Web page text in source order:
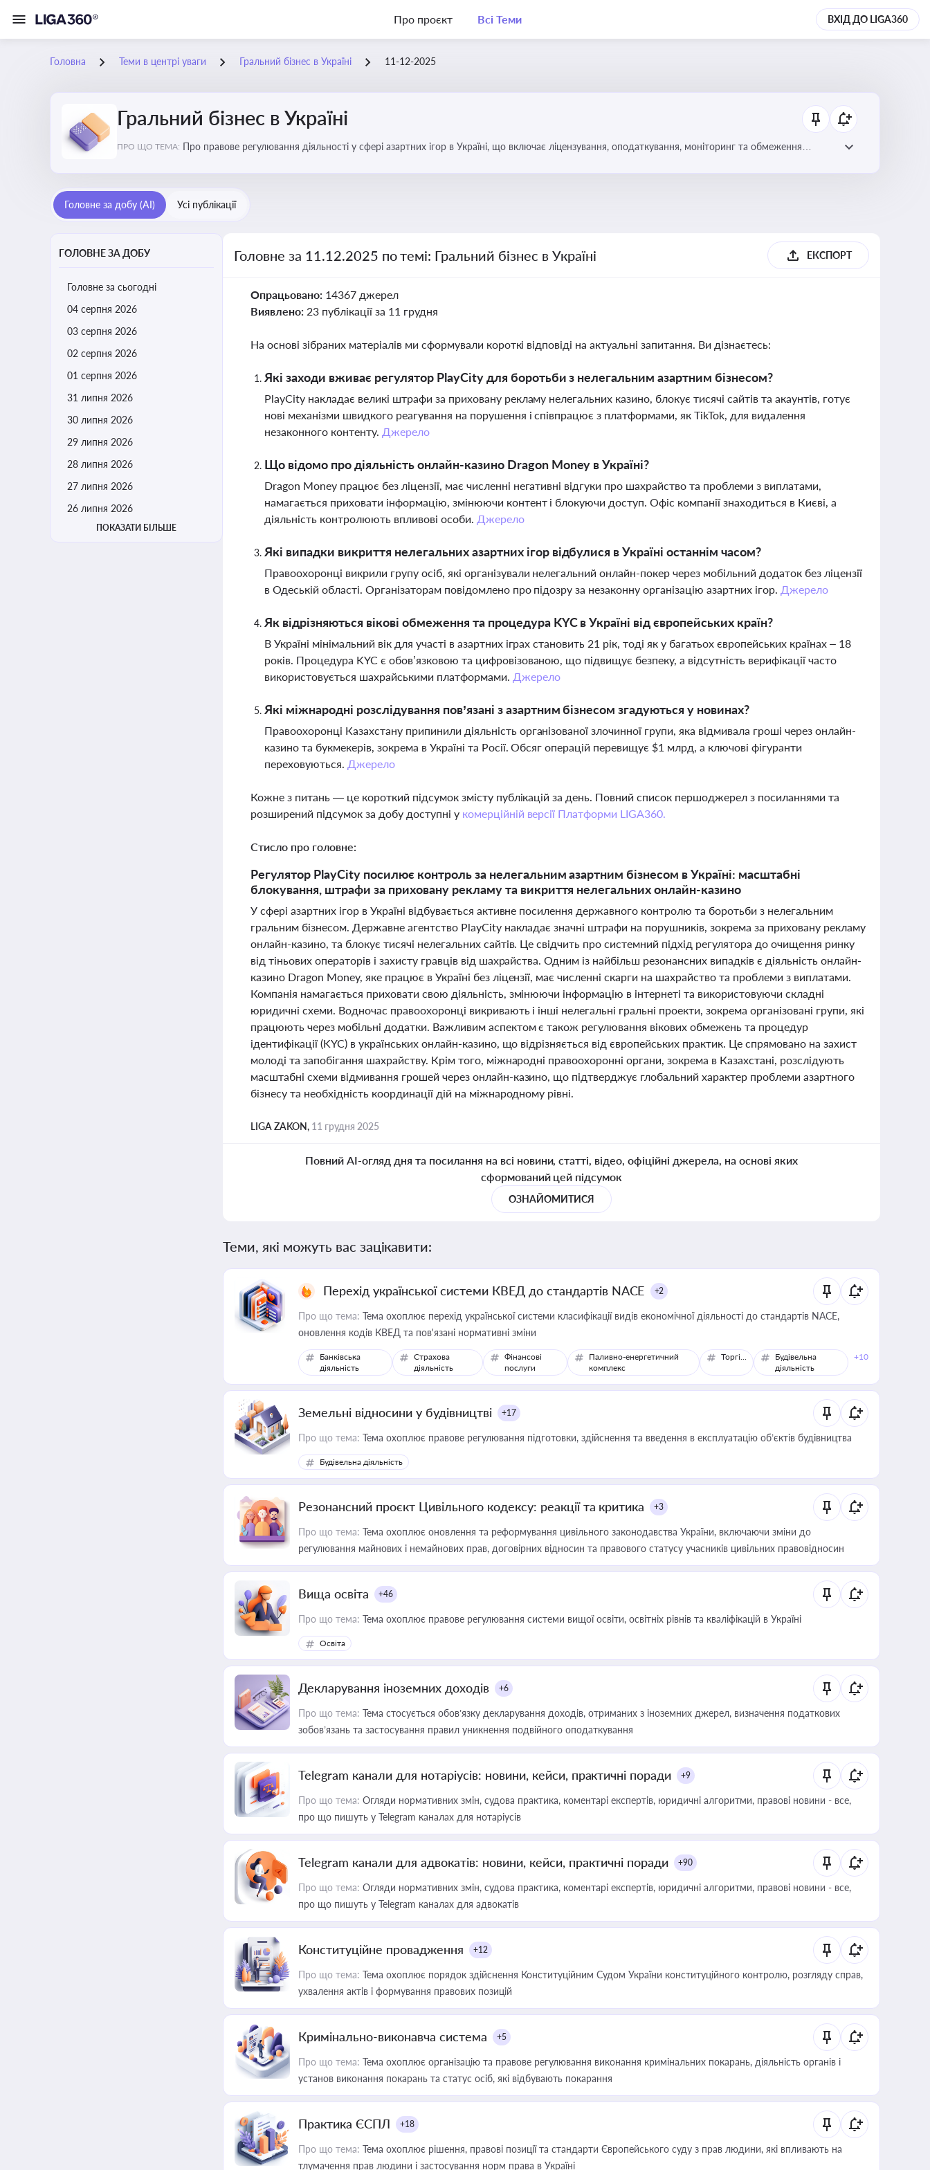
Про проєкт Всі Теми ВХІД ДО LIGA360
Головна Теми в центрі уваги Гральний бізнес в Україні 11-12-2025
Гральний бізнес в Україні
ПРО ЩО ТЕМА: Про правове регулювання діяльності у сфері азартних ігор в Україні, що включає ліцензування, оподаткування, моніторинг та обмеження
Головне за добу (AI) Усі публікації
ГОЛОВНЕ ЗА ДОБУ
Головне за сьогодні
04 серпня 2026
03 серпня 2026
02 серпня 2026
01 серпня 2026
31 липня 2026
30 липня 2026
29 липня 2026
28 липня 2026
27 липня 2026
26 липня 2026
ПОКАЗАТИ БІЛЬШЕ
Головне за 11.12.2025 по темі: Гральний бізнес в Україні ЕКСПОРТ
Опрацьовано: 14367 джерел
Виявлено: 23 публікації за 11 грудня
На основі зібраних матеріалів ми сформували короткі відповіді на актуальні запитання. Ви дізнаєтесь:
Які заходи вживає регулятор PlayCity для боротьби з нелегальним азартним бізнесом?
PlayCity накладає великі штрафи за приховану рекламу нелегальних казино, блокує тисячі сайтів та акаунтів, готує
нові механізми швидкого реагування на порушення і співпрацює з платформами, як TikTok, для видалення
незаконного контенту. Джерело
Що відомо про діяльність онлайн-казино Dragon Money в Україні?
Dragon Money працює без ліцензії, має численні негативні відгуки про шахрайство та проблеми з виплатами,
намагається приховати інформацію, змінюючи контент і блокуючи доступ. Офіс компанії знаходиться в Києві, а
діяльність контролюють впливові особи. Джерело
Які випадки викриття нелегальних азартних ігор відбулися в Україні останнім часом?
Правоохоронці викрили групу осіб, які організували нелегальний онлайн-покер через мобільний додаток без ліцензії
в Одеській області. Організаторам повідомлено про підозру за незаконну організацію азартних ігор. Джерело
Як відрізняються вікові обмеження та процедура KYC в Україні від європейських країн?
В Україні мінімальний вік для участі в азартних іграх становить 21 рік, тоді як у багатьох європейських країнах – 18
років. Процедура KYC є обов’язковою та цифровізованою, що підвищує безпеку, а відсутність верифікації часто
використовується шахрайськими платформами. Джерело
Які міжнародні розслідування пов’язані з азартним бізнесом згадуються у новинах?
Правоохоронці Казахстану припинили діяльність організованої злочинної групи, яка відмивала гроші через онлайн-
казино та букмекерів, зокрема в Україні та Росії. Обсяг операцій перевищує $1 млрд, а ключові фігуранти
переховуються. Джерело
Кожне з питань — це короткий підсумок змісту публікацій за день. Повний список першоджерел з посиланнями та
розширений підсумок за добу доступні у комерційній версії Платформи LIGA360.
Стисло про головне:
Регулятор PlayCity посилює контроль за нелегальним азартним бізнесом в Україні: масштабні
блокування, штрафи за приховану рекламу та викриття нелегальних онлайн-казино
У сфері азартних ігор в Україні відбувається активне посилення державного контролю та боротьби з нелегальним
гральним бізнесом. Державне агентство PlayCity накладає значні штрафи на порушників, зокрема за приховану рекламу
онлайн-казино, та блокує тисячі нелегальних сайтів. Це свідчить про системний підхід регулятора до очищення ринку
від тіньових операторів і захисту гравців від шахрайства. Одним із найбільш резонансних випадків є діяльність онлайн-
казино Dragon Money, яке працює в Україні без ліцензії, має численні скарги на шахрайство та проблеми з виплатами.
Компанія намагається приховати свою діяльність, змінюючи інформацію в інтернеті та використовуючи складні
юридичні схеми. Водночас правоохоронці викривають і інші нелегальні гральні проекти, зокрема організовані групи, які
працюють через мобільні додатки. Важливим аспектом є також регулювання вікових обмежень та процедур
ідентифікації (KYC) в українських онлайн-казино, що відрізняється від європейських практик. Це спрямовано на захист
молоді та запобігання шахрайству. Крім того, міжнародні правоохоронні органи, зокрема в Казахстані, розслідують
масштабні схеми відмивання грошей через онлайн-казино, що підтверджує глобальний характер проблеми азартного
бізнесу та необхідність координації дій на міжнародному рівні.
LIGA ZAKON, 11 грудня 2025
Повний AI-огляд дня та посилання на всі новини, статті, відео, офіційні джерела, на основі яких
сформований цей підсумок
ОЗНАЙОМИТИСЯ
Теми, які можуть вас зацікавити:
Перехід української системи КВЕД до стандартів NACE +2
Про що тема: Тема охоплює перехід української системи класифікації видів економічної діяльності до стандартів NACE,
оновлення кодів КВЕД та пов'язані нормативні зміни
Банківська
діяльність
Страхова
діяльність
Фінансові
послуги
Паливно-енергетичний
комплекс
Торгівля
Будівельна
діяльність
+10
Земельні відносини у будівництві +17
Про що тема: Тема охоплює правове регулювання підготовки, здійснення та введення в експлуатацію об’єктів будівництва
Будівельна діяльність
Резонансний проєкт Цивільного кодексу: реакції та критика +3
Про що тема: Тема охоплює оновлення та реформування цивільного законодавства України, включаючи зміни до
регулювання майнових і немайнових прав, договірних відносин та правового статусу учасників цивільних правовідносин
Вища освіта +46
Про що тема: Тема охоплює правове регулювання системи вищої освіти, освітніх рівнів та кваліфікацій в Україні
Освіта
Декларування іноземних доходів +6
Про що тема: Тема стосується обов’язку декларування доходів, отриманих з іноземних джерел, визначення податкових
зобов’язань та застосування правил уникнення подвійного оподаткування
Telegram канали для нотаріусів: новини, кейси, практичні поради +9
Про що тема: Огляди нормативних змін, судова практика, коментарі експертів, юридичні алгоритми, правові новини - все,
про що пишуть у Telegram каналах для нотаріусів
Telegram канали для адвокатів: новини, кейси, практичні поради +90
Про що тема: Огляди нормативних змін, судова практика, коментарі експертів, юридичні алгоритми, правові новини - все,
про що пишуть у Telegram каналах для адвокатів
Конституційне провадження +12
Про що тема: Тема охоплює порядок здійснення Конституційним Судом України конституційного контролю, розгляду справ,
ухвалення актів і формування правових позицій
Кримінально-виконавча система +5
Про що тема: Тема охоплює організацію та правове регулювання виконання кримінальних покарань, діяльність органів і
установ виконання покарань та статус осіб, які відбувають покарання
Практика ЄСПЛ +18
Про що тема: Тема охоплює рішення, правові позиції та стандарти Європейського суду з прав людини, які впливають на
тлумачення прав людини і застосування норм права в Україні